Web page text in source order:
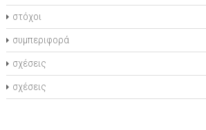
στόχοι
συμπεριφορά
σχέσεις
σχέσεις